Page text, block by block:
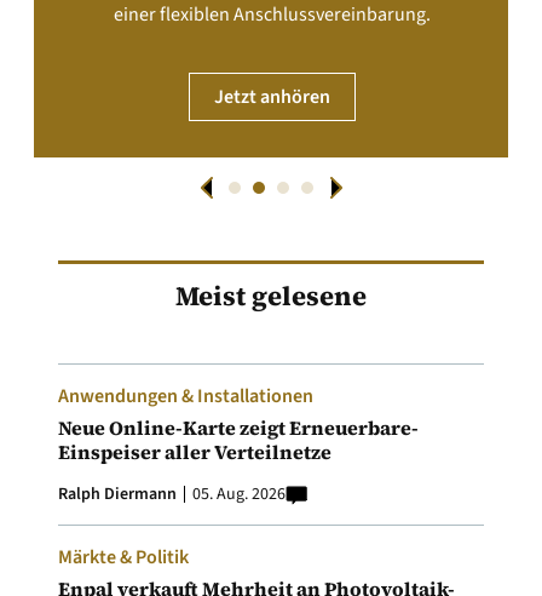
einer flexiblen Anschlussvereinbarung.
Jetzt anhören
Meist gelesene
Anwendungen & Installationen
Neue Online-Karte zeigt Erneuerbare-
Einspeiser aller Verteilnetze
Ralph Diermann 05. Aug. 2026
Märkte & Politik
Enpal verkauft Mehrheit an Photovoltaik-